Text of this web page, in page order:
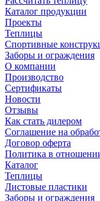
Каталог продукции
Проекты
Теплицы
Спортивные
Заборы и ограждения
О компании
Производство
Сертификаты
Новости
Отзывы
Как стать дилером
Соглашение на
Договор оферта
Политика в
Каталог
Теплицы
Листовые пластики
Заборы и ограждения